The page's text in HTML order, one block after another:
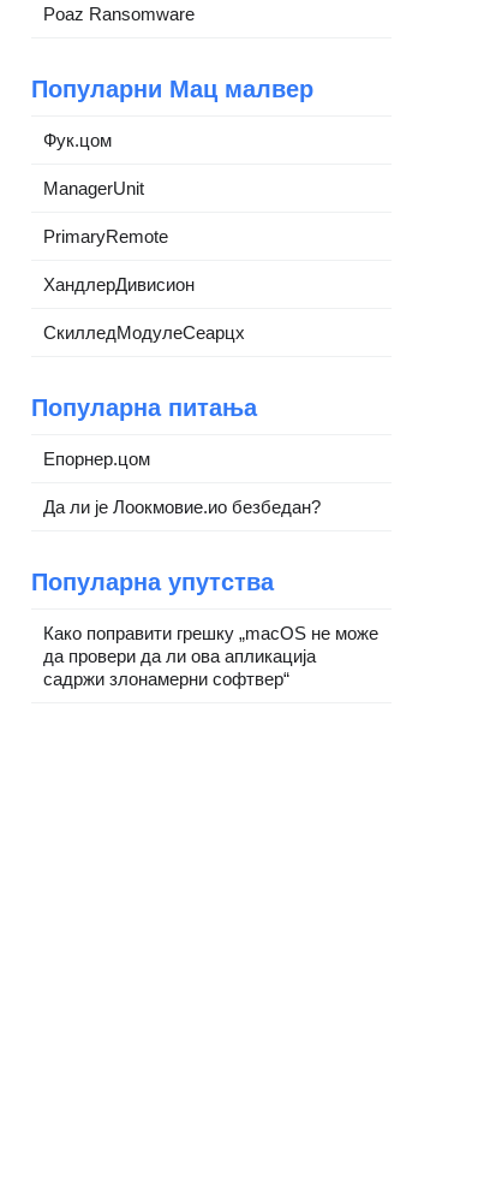
Poaz Ransomware
Популарни Мац малвер
Фук.цом
ManagerUnit
PrimaryRemote
ХандлерДивисион
СкилледМодулеСеарцх
Популарна питања
Епорнер.цом
Да ли је Лоокмовие.ио безбедан?
Популарна упутства
Како поправити грешку „macOS не може
да провери да ли ова апликација
садржи злонамерни софтвер“